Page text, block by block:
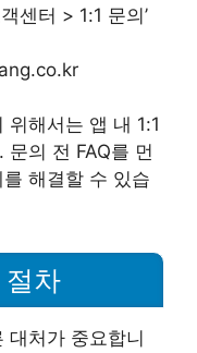
센터 > 1:1 문의’
해서는 앱 내 1:1
의 전 FAQ를 먼
해결할 수 있습
절차
대처가 중요합니